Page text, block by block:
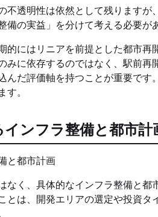
透明性は依然として残りますが
の実益」を分けて考える必要が
にはリニアを前提とした都市再
みに依存するのではなく、駅前再
んだ評価軸を持つことが重要で
。
ンフラ整備と都市計
なく、具体的なインフラ整備と都
とは、開発エリアの選定や投資